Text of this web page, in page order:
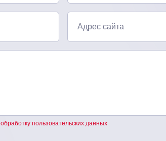
Адрес сайта
обработку пользовательских данных